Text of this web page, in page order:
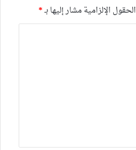
الحقول الإلزامية مشار إليها بـ*